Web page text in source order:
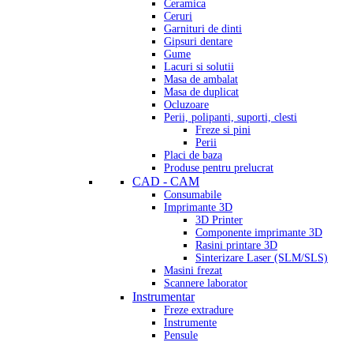
Ceramica
Ceruri
Garnituri de dinti
Gipsuri dentare
Gume
Lacuri si solutii
Masa de ambalat
Masa de duplicat
Ocluzoare
Perii, polipanti, suporti, clesti
Freze si pini
Perii
Placi de baza
Produse pentru prelucrat
CAD - CAM
Consumabile
Imprimante 3D
3D Printer
Componente imprimante 3D
Rasini printare 3D
Sinterizare Laser (SLM/SLS)
Masini frezat
Scannere laborator
Instrumentar
Freze extradure
Instrumente
Pensule